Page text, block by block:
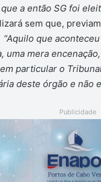
a então SG foi
sem que,
“Aquilo que
uma mera
particular o
deste órgão e não
Publicidade